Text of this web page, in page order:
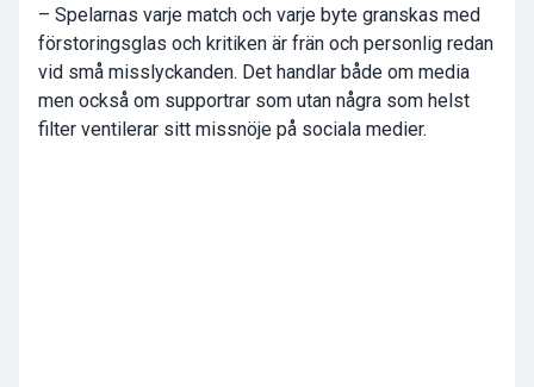
– Spelarnas varje match och varje byte granskas med
förstoringsglas och kritiken är frän och personlig redan
vid små misslyckanden. Det handlar både om media
men också om supportrar som utan några som helst
filter ventilerar sitt missnöje på sociala medier.